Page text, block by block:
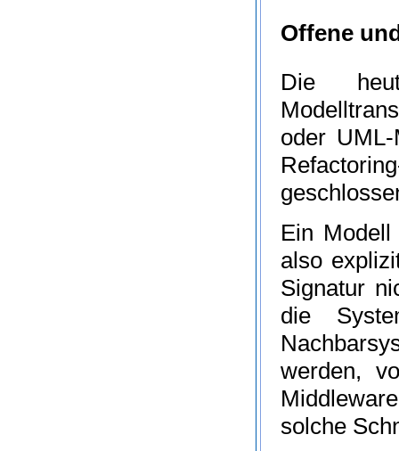
Offene
Die
oder
Ein
also
Signatur
die
werden,
solche